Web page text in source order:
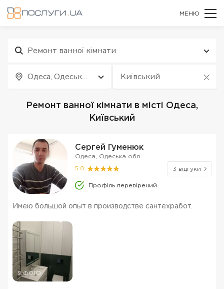
МЕНЮ
Ремонт ванної кімнати
Одеса, Одеська
обл.
Київський
Ремонт ванної кімнати в місті Одеса,
Київський
Сергей Гуменюк
Одеса, Одеська обл.
5.0 3 відгуки
Профіль перевірений
Имею большой опыт в производстве сантехработ.
9 ФОТО